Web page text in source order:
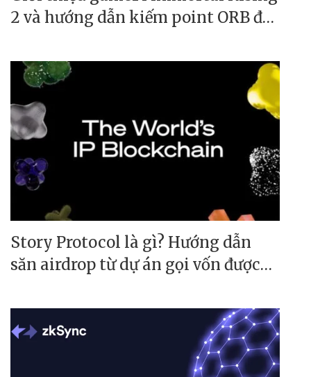
2 và hướng dẫn kiếm point ORB đổi
Story Protocol là gì? Hướng dẫn
săn airdrop từ dự án gọi vốn được